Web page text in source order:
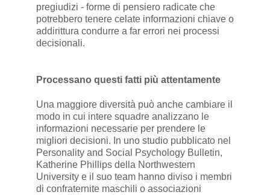
pregiudizi - forme di pensiero radicate che
potrebbero tenere celate informazioni chiave o
addirittura condurre a far errori nei processi
decisionali.
Processano questi fatti più attentamente
Una maggiore diversità può anche cambiare il
modo in cui intere squadre analizzano le
informazioni necessarie per prendere le
migliori decisioni. In uno studio pubblicato nel
Personality and Social Psychology Bulletin,
Katherine Phillips della Northwestern
University e il suo team hanno diviso i membri
di confraternite maschili o associazioni